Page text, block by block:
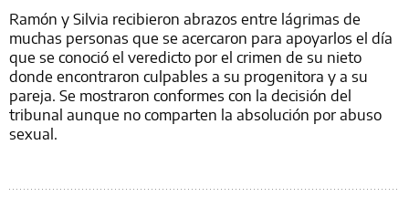
Ramón y Silvia recibieron abrazos entre lágrimas de
muchas personas que se acercaron para apoyarlos el día
que se conoció el veredicto por el crimen de su nieto
donde encontraron culpables a su progenitora y a su
pareja. Se mostraron conformes con la decisión del
tribunal aunque no comparten la absolución por abuso
sexual.